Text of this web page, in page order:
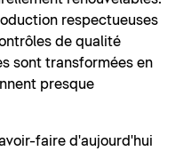
respectueuses
de qualité
sont transformées en
presque
faire d'aujourd'hui